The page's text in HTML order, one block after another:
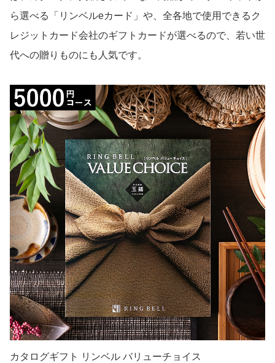
ら選べる「リンベルeカード」や、全各地で使用できるク
レジットカード会社のギフトカードが選べるので、若い世
代への贈りものにも人気です。
カタログギフト リンベル バリューチョイス